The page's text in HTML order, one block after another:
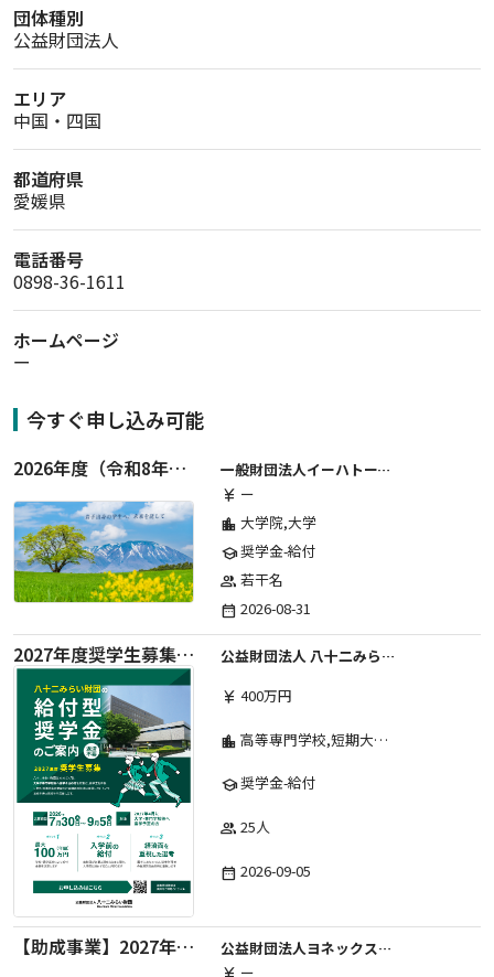
団体種別
公益財団法人
エリア
中国・四国
都道府県
愛媛県
電話番号
0898-36-1611
ホームページ
ー
今すぐ申し込み可能
2026年度（令和8年度）第２期 一般財団法人イーハトーブ育英会奨学生募集（給付型） 日本国内及び海外の大学・大学院に自宅外通学をする学生に生活費の一部(家賃半額相当)を給付【岩手県が本籍地の大学生または大学院生対象】
一般財団法人イーハトーブ育英会
currency_yen ー
location_city 大学院,大学
school奨学金-給付
group 若干名
date_range 2026-08-31
2027年度奨学生募集要項
公益財団法人 八十二みらい財団
currency_yen 400万円
location_city 高等専門学校,短期大学,専修学校,大学
school奨学金-給付
group 25人
date_range 2026-09-05
【助成事業】2027年度中学校部活動の地域展開推進に関する助成金
公益財団法人ヨネックススポーツ振興財団